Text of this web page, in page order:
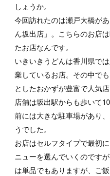
しょうか。
今回訪れたのは瀬戸大橋が
ん坂出店」。こちらのお店
たお店なんです。
いきいきうどんは香川県で
業しているお店。その中で
としたおかずが豊富で人気店
店舗は坂出駅からも歩いて
前には大きな駐車場があり
うでした。
お店はセルフタイプで最初
ニューを選んでいくのです
は単品でもありますが、ご